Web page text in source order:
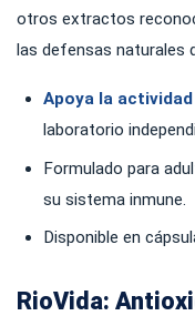
otros extractos
las defensas naturales
Apoya la
laboratorio
Formulado para
su sistema inmune.
Disponible en
RioVida: